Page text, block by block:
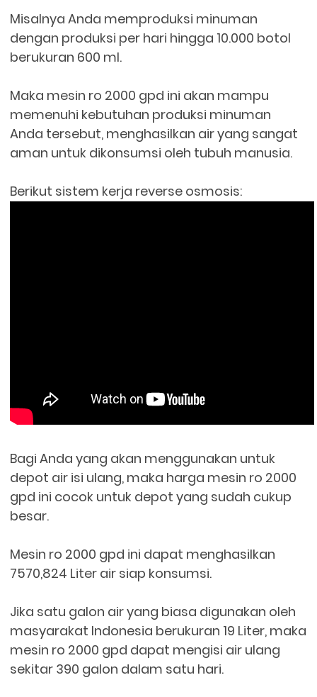
Misalnya Anda memproduksi minuman
dengan produksi per hari hingga 10.000 botol
berukuran 600 ml.
Maka mesin ro 2000 gpd ini akan mampu
memenuhi kebutuhan produksi minuman
Anda tersebut, menghasilkan air yang sangat
aman untuk dikonsumsi oleh tubuh manusia.
Berikut sistem kerja reverse osmosis:
Bagi Anda yang akan menggunakan untuk
depot air isi ulang, maka harga mesin ro 2000
gpd ini cocok untuk depot yang sudah cukup
besar.
Mesin ro 2000 gpd ini dapat menghasilkan
7570,824 Liter air siap konsumsi.
Jika satu galon air yang biasa digunakan oleh
masyarakat Indonesia berukuran 19 Liter, maka
mesin ro 2000 gpd dapat mengisi air ulang
sekitar 390 galon dalam satu hari.